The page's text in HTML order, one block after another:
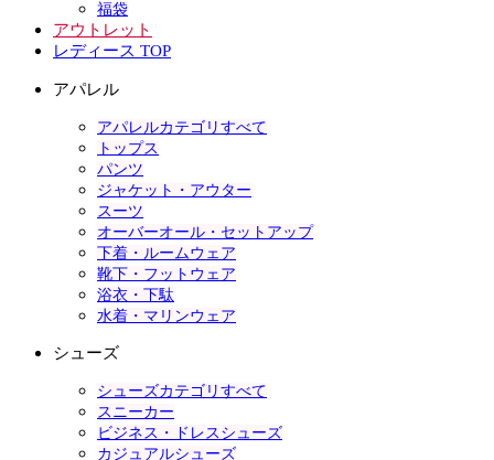
福袋
アウトレット
レディース TOP
アパレル
アパレルカテゴリすべて
トップス
パンツ
ジャケット・アウター
スーツ
オーバーオール・セットアップ
下着・ルームウェア
靴下・フットウェア
浴衣・下駄
水着・マリンウェア
シューズ
シューズカテゴリすべて
スニーカー
ビジネス・ドレスシューズ
カジュアルシューズ